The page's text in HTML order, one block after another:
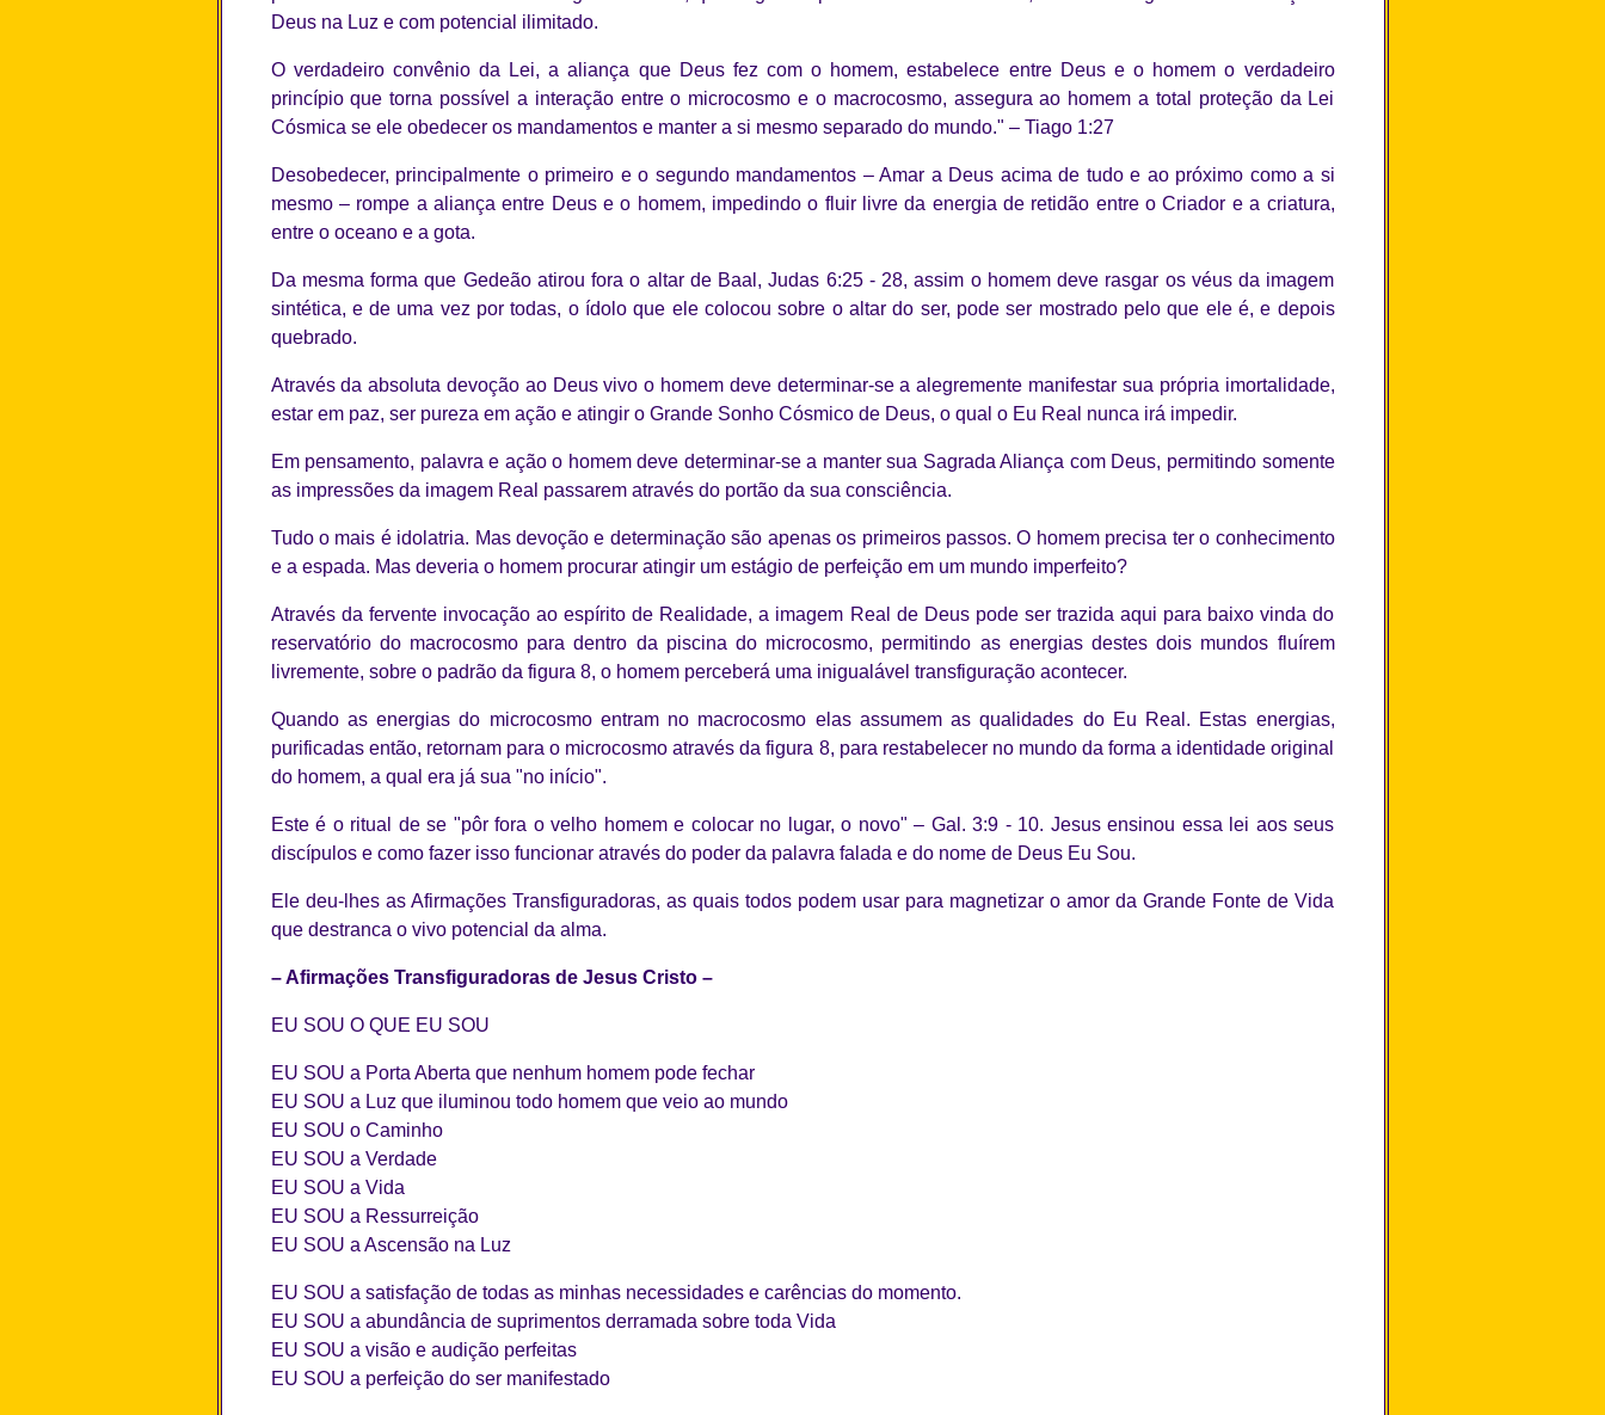
Deus na Luz e com potencial ilimitado.
O verdadeiro convênio da Lei, a aliança que Deus fez com o homem, estabelece entre Deus e o homem o verdadeiro
princípio que torna possível a interação entre o microcosmo e o macrocosmo, assegura ao homem a total proteção da Lei
Cósmica se ele obedecer os mandamentos e manter a si mesmo separado do mundo." – Tiago 1:27
Desobedecer, principalmente o primeiro e o segundo mandamentos – Amar a Deus acima de tudo e ao próximo como a si
mesmo – rompe a aliança entre Deus e o homem, impedindo o fluir livre da energia de retidão entre o Criador e a criatura,
entre o oceano e a gota.
Da mesma forma que Gedeão atirou fora o altar de Baal, Judas 6:25 - 28, assim o homem deve rasgar os véus da imagem
sintética, e de uma vez por todas, o ídolo que ele colocou sobre o altar do ser, pode ser mostrado pelo que ele é, e depois
quebrado.
Através da absoluta devoção ao Deus vivo o homem deve determinar-se a alegremente manifestar sua própria imortalidade,
estar em paz, ser pureza em ação e atingir o Grande Sonho Cósmico de Deus, o qual o Eu Real nunca irá impedir.
Em pensamento, palavra e ação o homem deve determinar-se a manter sua Sagrada Aliança com Deus, permitindo somente
as impressões da imagem Real passarem através do portão da sua consciência.
Tudo o mais é idolatria. Mas devoção e determinação são apenas os primeiros passos. O homem precisa ter o conhecimento
e a espada. Mas deveria o homem procurar atingir um estágio de perfeição em um mundo imperfeito?
Através da fervente invocação ao espírito de Realidade, a imagem Real de Deus pode ser trazida aqui para baixo vinda do
reservatório do macrocosmo para dentro da piscina do microcosmo, permitindo as energias destes dois mundos fluírem
livremente, sobre o padrão da figura 8, o homem perceberá uma inigualável transfiguração acontecer.
Quando as energias do microcosmo entram no macrocosmo elas assumem as qualidades do Eu Real. Estas energias,
purificadas então, retornam para o microcosmo através da figura 8, para restabelecer no mundo da forma a identidade original
do homem, a qual era já sua "no início".
Este é o ritual de se "pôr fora o velho homem e colocar no lugar, o novo" – Gal. 3:9 - 10. Jesus ensinou essa lei aos seus
discípulos e como fazer isso funcionar através do poder da palavra falada e do nome de Deus Eu Sou.
Ele deu-lhes as Afirmações Transfiguradoras, as quais todos podem usar para magnetizar o amor da Grande Fonte de Vida
que destranca o vivo potencial da alma.
– Afirmações Transfiguradoras de Jesus Cristo –
EU SOU O QUE EU SOU
EU SOU a Porta Aberta que nenhum homem pode fechar
EU SOU a Luz que iluminou todo homem que veio ao mundo
EU SOU o Caminho
EU SOU a Verdade
EU SOU a Vida
EU SOU a Ressurreição
EU SOU a Ascensão na Luz
EU SOU a satisfação de todas as minhas necessidades e carências do momento.
EU SOU a abundância de suprimentos derramada sobre toda Vida
EU SOU a visão e audição perfeitas
EU SOU a perfeição do ser manifestado